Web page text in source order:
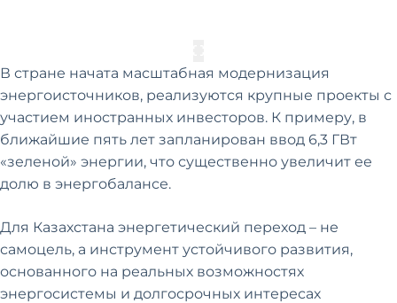
В стране начата масштабная модернизация
энергоисточников, реализуются крупные проекты с
участием иностранных инвесторов. К примеру, в
ближайшие пять лет запланирован ввод 6,3 ГВт
«зеленой» энергии, что существенно увеличит ее
долю в энергобалансе.
Для Казахстана энергетический переход – не
самоцель, а инструмент устойчивого развития,
основанного на реальных возможностях
энергосистемы и долгосрочных интересах